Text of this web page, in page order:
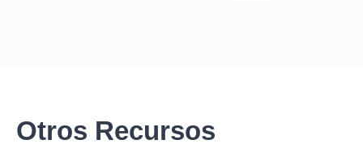
Otros Recursos